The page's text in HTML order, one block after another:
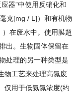
器”中使用反硝化和
克[mg / L]）和有机物
）在废水中。使用膜超
出。生物固体保留在
处理的另一种类型是
物工艺来处理高氮废
仅用于低氨氮浓度(约